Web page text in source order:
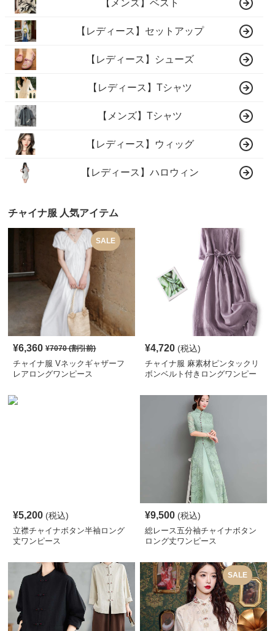
【メンズ】ベスト
【レディース】セットアップ
【レディース】シューズ
【レディース】Tシャツ
【メンズ】Tシャツ
【レディース】ウィッグ
【レディース】ハロウィン
チャイナ服 人気アイテム
SALE
¥6,360 ¥7070(割引前)
チャイナ服 Vネックギャザーフ
レアロングワンピース
¥4,720 (税込)
チャイナ服 麻素材ピンタックリ
ボンベルト付きロングワンピー
¥5,200 (税込)
立襟チャイナボタン半袖ロング
丈ワンピース
¥9,500 (税込)
総レース五分袖チャイナボタン
ロング丈ワンピース
SALE